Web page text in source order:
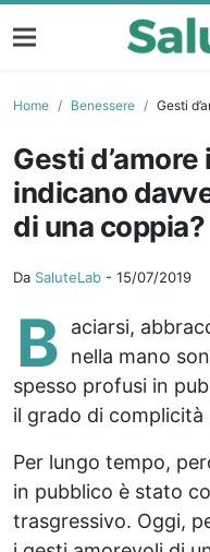
Home Benessere Gesti
Gesti
indicano
di una coppia?
Da SaluteLab - 15/07/2019
B
aciarsi,
nella mano
spesso profusi in
il grado di complicità
Per lungo tempo,
in pubblico è stato
trasgressivo. Oggi,